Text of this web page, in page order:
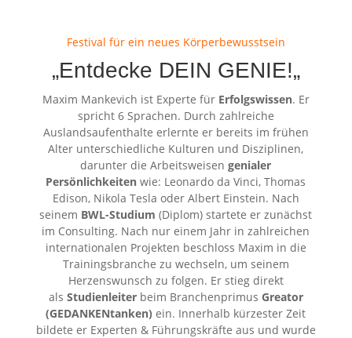
Festival für ein neues Körperbewusstsein
„Entdecke DEIN GENIE!„
Maxim Mankevich ist Experte für Erfolgswissen. Er
spricht 6 Sprachen. Durch zahlreiche
Auslandsaufenthalte erlernte er bereits im frühen
Alter unterschiedliche Kulturen und Disziplinen,
darunter die Arbeitsweisen genialer
Persönlichkeiten wie: Leonardo da Vinci, Thomas
Edison, Nikola Tesla oder Albert Einstein. Nach
seinem BWL-Studium (Diplom) startete er zunächst
im Consulting. Nach nur einem Jahr in zahlreichen
internationalen Projekten beschloss Maxim in die
Trainingsbranche zu wechseln, um seinem
Herzenswunsch zu folgen. Er stieg direkt
als Studienleiter beim Branchenprimus Greator
(GEDANKENtanken) ein. Innerhalb kürzester Zeit
bildete er Experten & Führungskräfte aus und wurde